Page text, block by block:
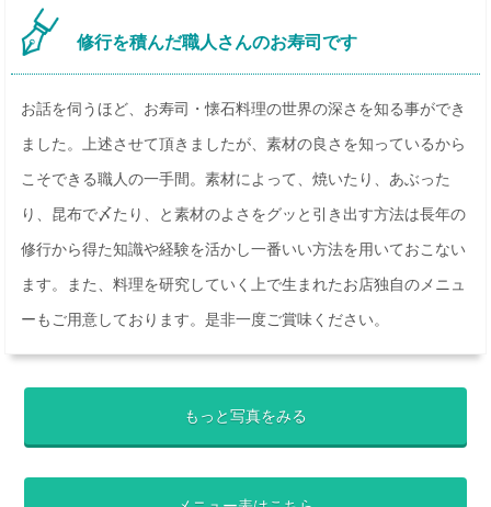
修行を積んだ職人さんのお寿司です
お話を伺うほど、お寿司・懐石料理の世界の深さを知る事ができ
ました。上述させて頂きましたが、素材の良さを知っているから
こそできる職人の一手間。素材によって、焼いたり、あぶった
り、昆布で〆たり、と素材のよさをグッと引き出す方法は長年の
修行から得た知識や経験を活かし一番いい方法を用いておこない
ます。また、料理を研究していく上で生まれたお店独自のメニュ
ーもご用意しております。是非一度ご賞味ください。
もっと写真をみる